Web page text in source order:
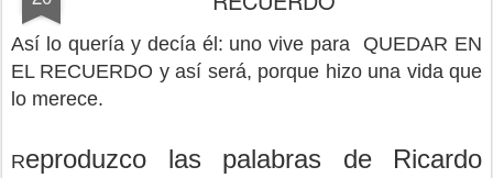
Así lo quería y decía él: uno vive para QUEDAR EN
EL RECUERDO y así será, porque hizo una vida que
lo merece.
Reproduzco las palabras de Ricardo